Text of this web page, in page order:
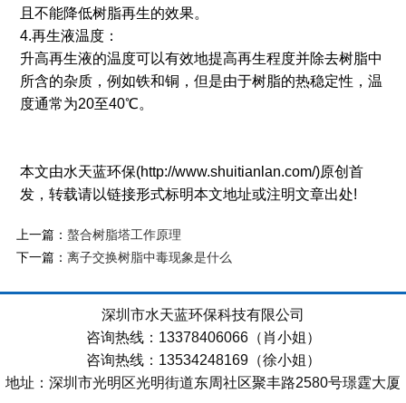
且不能降低树脂再生的效果。
4.再生液温度：
升高再生液的温度可以有效地提高再生程度并除去树脂中
所含的杂质，例如铁和铜，但是由于树脂的热稳定性，温
度通常为20至40℃。
本文由水天蓝环保(http://www.shuitianlan.com/)原创首
发，转载请以链接形式标明本文地址或注明文章出处!
上一篇： 螯合树脂塔工作原理
下一篇： 离子交换树脂中毒现象是什么
深圳市水天蓝环保科技有限公司
咨询热线：13378406066（肖小姐）
咨询热线：13534248169（徐小姐）
地址：深圳市光明区光明街道东周社区聚丰路2580号璟霆大厦